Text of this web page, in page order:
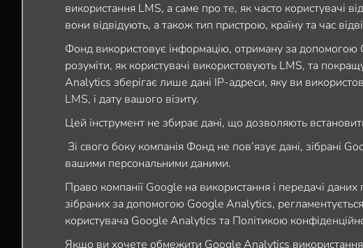
використання LMS, а саме про те, як часто користувачі
вони відвідують, а також тип пристрою, країну та час
Фонд використовує інформацію, отриману за
розуміти, як користувачі використовують LMS, та
Analytics зберігає лише дані IP-адреси, яку ви
LMS, і дату вашого візиту.
Цей інструмент не збирає дані, що дозволяють
Зі свого боку компанія Фонд не пов’язує дані, зібрані
вашими персональними даними.
Право компанії Google на використання і передачі
зібраних за допомогою Google Analytics,
користувача Google Analytics та Політикою
Якщо ви хочете обмежити Google Analytics